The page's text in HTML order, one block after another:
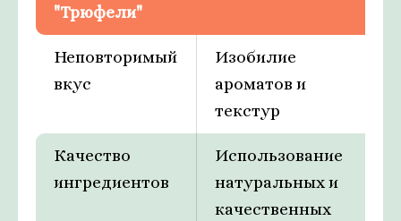
"Трюфели"
Неповторимый
вкус
Изобилие
ароматов и
текстур
Качество
ингредиентов
Использование
натуральных и
качественных